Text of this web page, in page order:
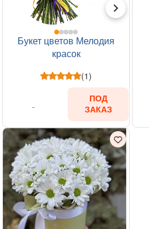
Букет цветов Мелодия
красок
(1)
ПОД
ЗАКАЗ